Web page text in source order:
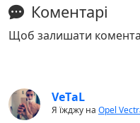
Коментарі
Щоб залишати
VеTаL
Я їжджу на Opel